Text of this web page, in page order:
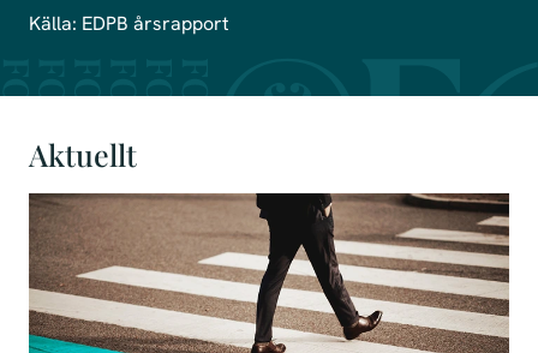
Källa: EDPB årsrapport
Aktuellt